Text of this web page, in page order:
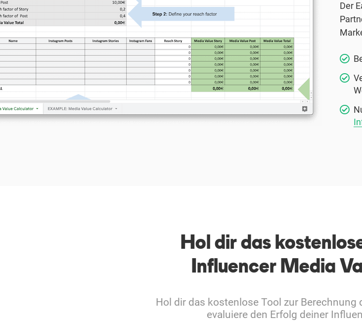
Der
Hol dir das
Influencer Media
Hol dir das kostenlose Tool zur Berechnung
evaluiere den Erfolg deiner